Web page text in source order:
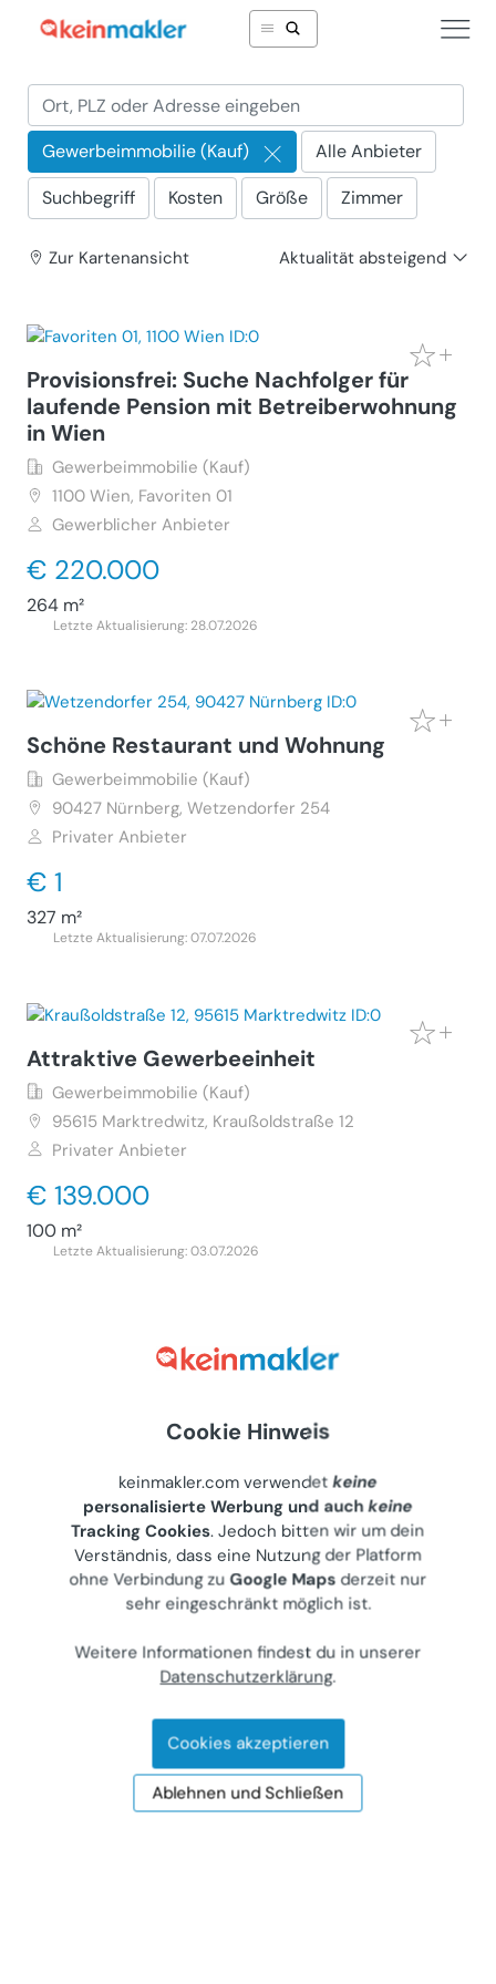
Gewerbeimmobilie (Kauf) x
Alle Anbieter
Suchbegriff
Kosten Größe Zimmer
Zur Kartenansicht Aktualität absteigend
Provisionsfrei: Suche Nachfolger für
laufende Pension mit Betreiberwohnung
in Wien
Gewerbeimmobilie (Kauf)
1100 Wien, Favoriten 01
Gewerblicher Anbieter
€ 220.000
264 m²
Letzte Aktualisierung: 28.07.2026
Schöne Restaurant und Wohnung
Gewerbeimmobilie (Kauf)
90427 Nürnberg, Wetzendorfer 254
Privater Anbieter
€ 1
327 m²
Letzte Aktualisierung: 07.07.2026
Attraktive Gewerbeeinheit
Gewerbeimmobilie (Kauf)
95615 Marktredwitz, Kraußoldstraße 12
Privater Anbieter
€ 139.000
100 m²
Letzte Aktualisierung: 03.07.2026
Boutiquehotel mit Campingplatz in
Gewerbeimmobilie (Kauf)
Gewerblicher Anbieter
€ 6.630.000
10.000 m²
Letzte Aktualisierung: 03.08.2026
Cookie Hinweis
keinmakler.com verwendetkeine
personalisierte Werbung und auchkeine
Tracking Cookies. Jedoch bitten wir um dein
Verständnis, dass eine Nutzung der Platform
ohne Verbindung zuGoogle Maps derzeit nur
sehr eingeschränkt möglich ist.
Weitere Informationen findest du in unserer
Datenschutzerklärung.
Cookies akzeptieren
Ablehnen und Schließen